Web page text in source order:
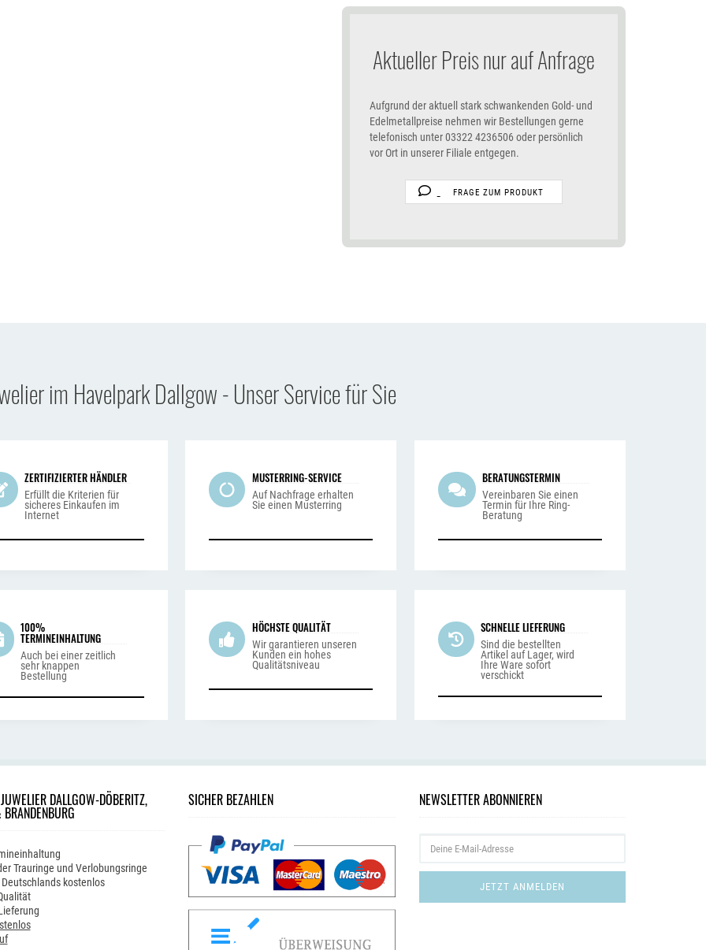
Aktueller Preis nur auf Anfrage
Aufgrund der aktuell stark schwankenden Gold- und
Edelmetallpreise nehmen wir Bestellungen gerne
telefonisch unter 03322 4236506 oder persönlich
vor Ort in unserer Filiale entgegen.
FRAGE ZUM PRODUKT
im Havelpark Dallgow - Unser Service für Sie
ZERTIFIZIERTER HÄNDLER
Erfüllt die Kriterien für
sicheres Einkaufen im
Internet
MUSTERRING-SERVICE
Auf Nachfrage erhalten
Sie einen Musterring
BERATUNGSTERMIN
Vereinbaren Sie einen
Termin für Ihre Ring-
Beratung
100%
TERMINEINHALTUNG
Auch bei einer zeitlich
sehr knappen
Bestellung
HÖCHSTE QUALITÄT
Wir garantieren unseren
Kunden ein hohes
Qualitätsniveau
SCHNELLE LIEFERUNG
Sind die bestellten
Artikel auf Lager, wird
Ihre Ware sofort
verschickt
DALLGOW-DÖBERITZ,
Trauringe und Verlobungsringe
kostenlos
SICHER BEZAHLEN NEWSLETTER ABONNIEREN